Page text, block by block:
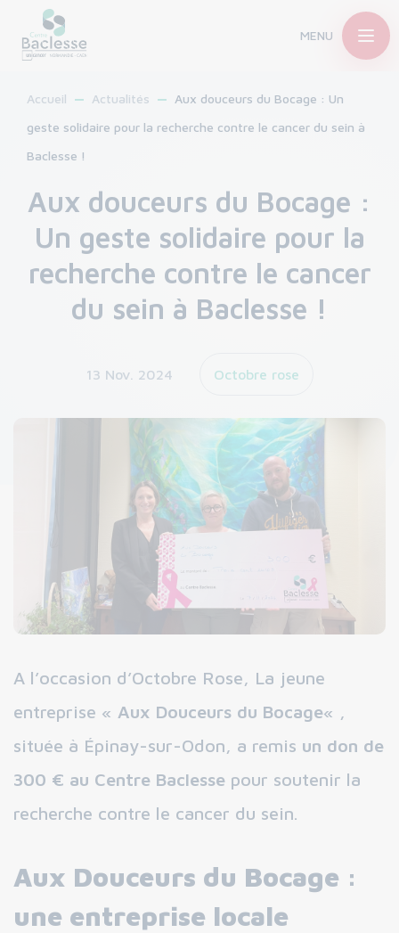
MENU
Accueil Actualités
Aux douceurs du Bocage : Un
geste solidaire pour la recherche contre le cancer du sein à
Baclesse !
Aux douceurs du Bocage :
Un geste solidaire pour la
recherche contre le cancer
du sein à Baclesse !
13 Nov. 2024 Octobre rose
A l’occasion d’Octobre Rose, La jeune
entreprise « Aux Douceurs du Bocage« ,
située à Épinay-sur-Odon, a remis un don de
300 € au Centre Baclesse pour soutenir la
recherche contre le cancer du sein.
Aux Douceurs du Bocage :
une entreprise locale